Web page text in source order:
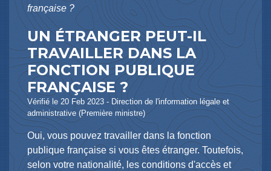
française ?
UN ÉTRANGER PEUT-IL
TRAVAILLER DANS LA
FONCTION PUBLIQUE
FRANÇAISE ?
Vérifié le 20 Feb 2023 - Direction de l'information légale et
administrative (Première ministre)
Oui, vous pouvez travailler dans la fonction
publique française si vous êtes étranger. Toutefois,
selon votre nationalité, les conditions d'accès et